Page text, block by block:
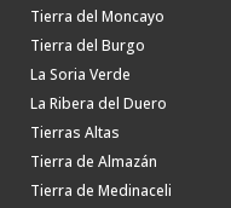
Tierra del Moncayo
Tierra del Burgo
La Soria Verde
La Ribera del Duero
Tierras Altas
Tierra de Almazán
Tierra de Medinaceli